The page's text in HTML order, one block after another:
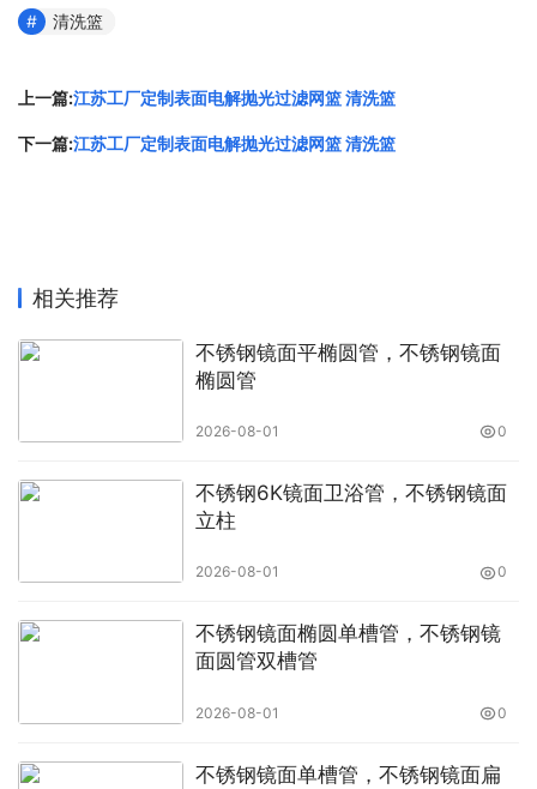
清洗篮
上一篇:江苏工厂定制表面电解抛光过滤网篮 清洗篮
下一篇:江苏工厂定制表面电解抛光过滤网篮 清洗篮
相关推荐
不锈钢镜面平椭圆管，不锈钢镜面
椭圆管
2026-08-01 0
不锈钢6K镜面卫浴管，不锈钢镜面
立柱
2026-08-01 0
不锈钢镜面椭圆单槽管，不锈钢镜
面圆管双槽管
2026-08-01 0
不锈钢镜面单槽管，不锈钢镜面扁